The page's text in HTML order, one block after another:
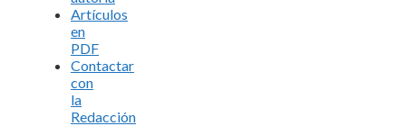
Artículos
en
PDF
Contactar
con
la
Redacción